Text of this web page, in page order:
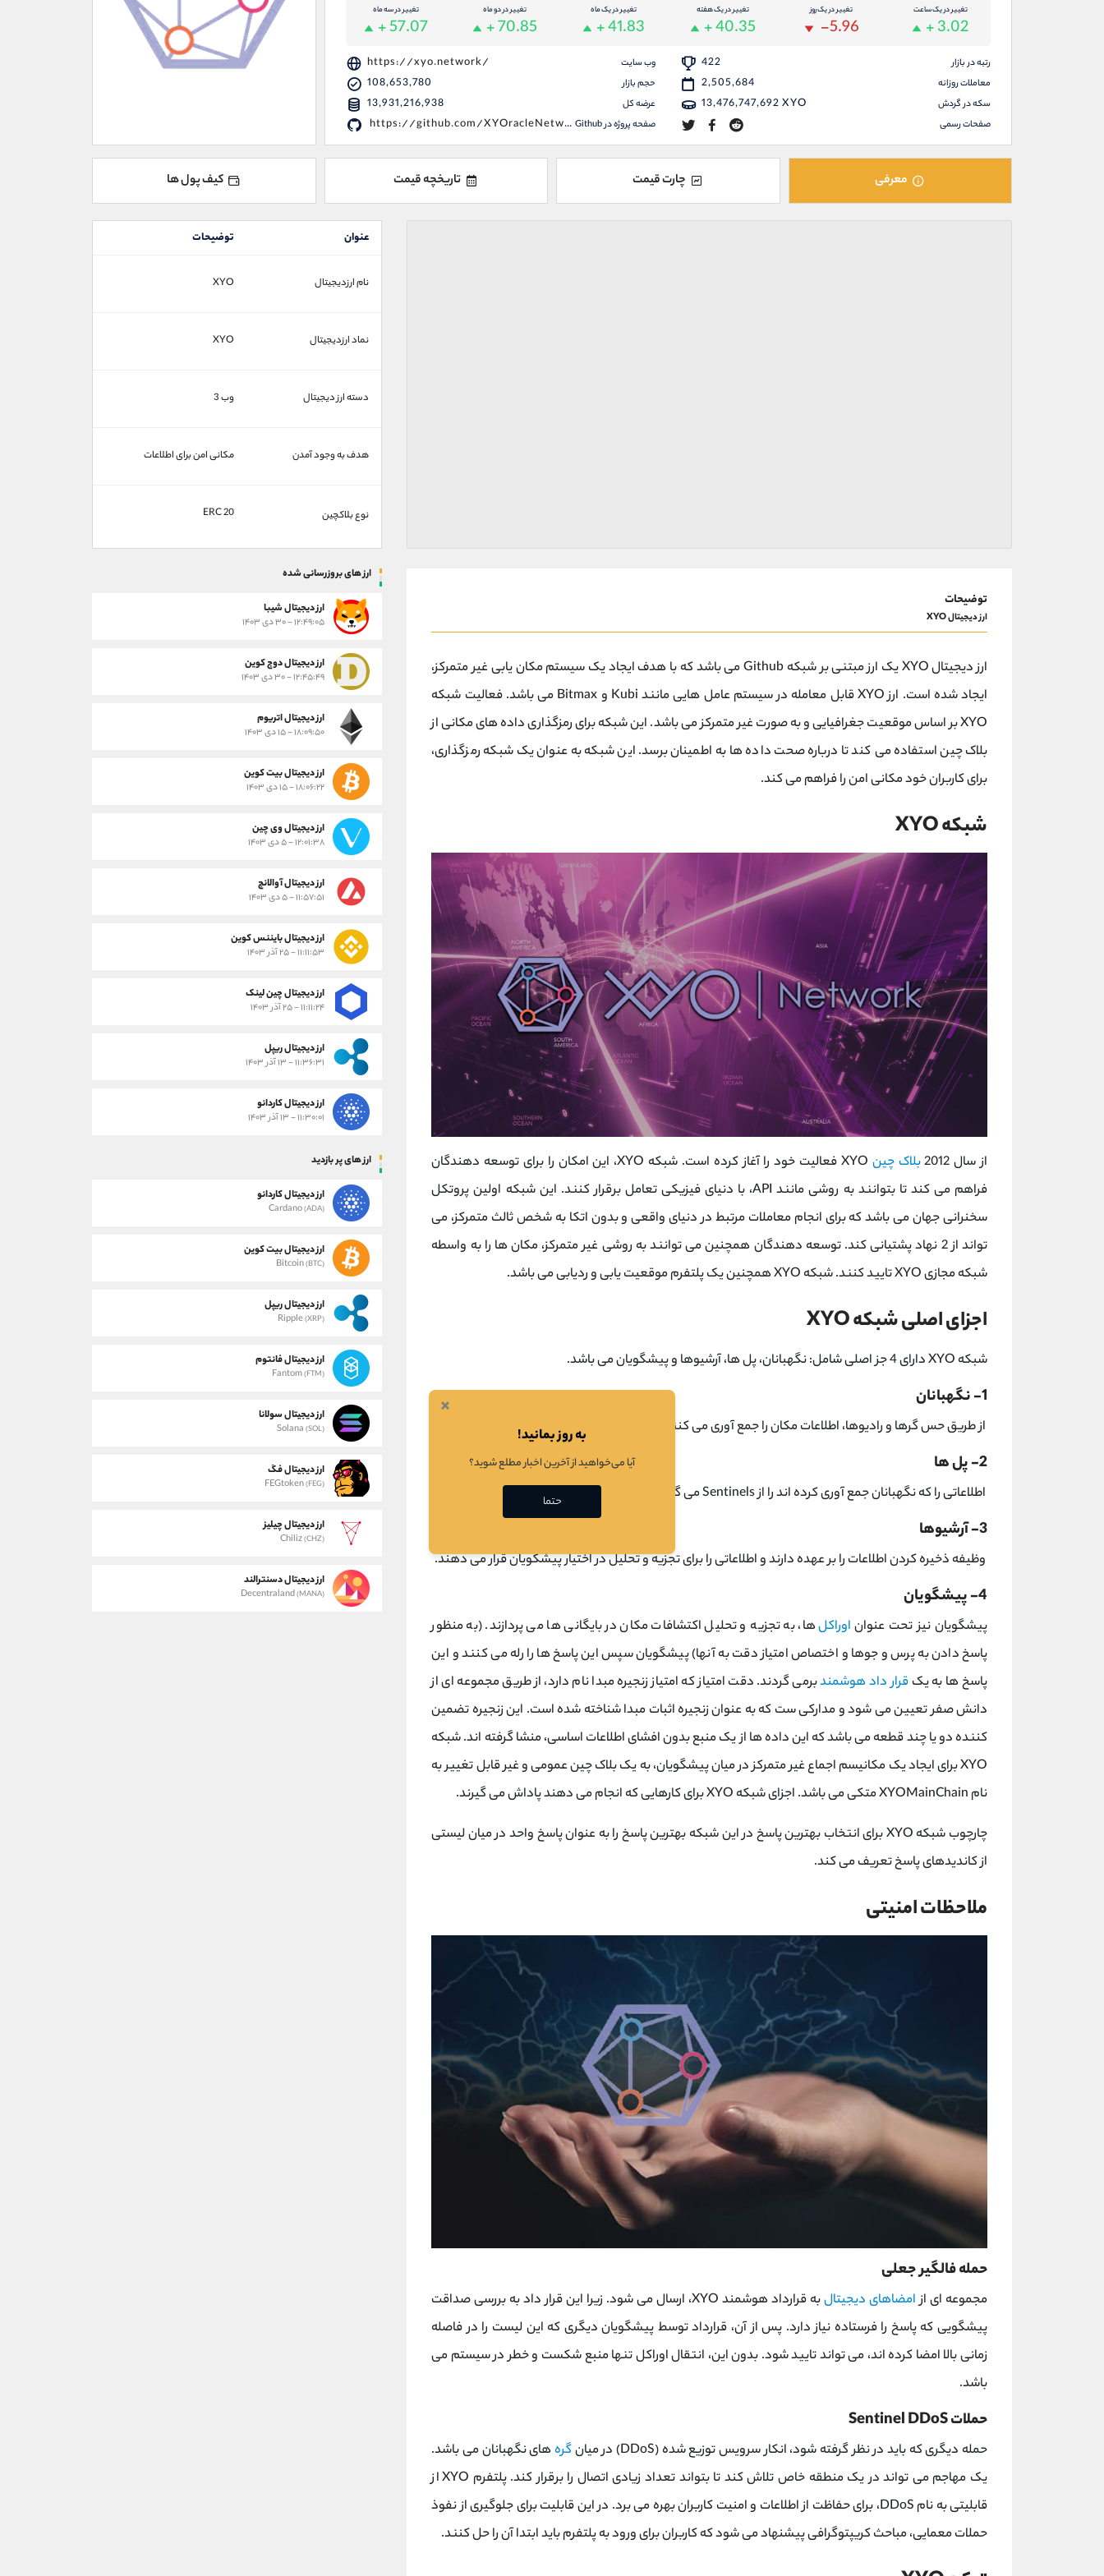
تغییر در یک ساعت
+ 3.02
تغییر در یک روز
-5.96
تغییر در یک هفته
+ 40.35
تغییر در یک ماه
+ 41.83
تغییر در دو ماه
+ 70.85
تغییر در سه ماه
+ 57.07
رتبه در بازار 422 وب سایت https://xyo.network/
معاملات روزانه 2,505,684 حجم بازار 108,653,780
سکه در گردش 13,476,747,692XYO عرضه کل 13,931,216,938
صفحات رسمی صفحه پروژه در Github https://github.com/XYOracleNetwork
معرفی چارت قیمت تاریخچه قیمت کیف پول ها
عنوان توضیحات
نام ارزدیجیتال XYO
نماد ارزدیجیتال XYO
دسته ارز دیجیتال وب 3
هدف به وجود آمدن مکانی امن برای اطلاعات
نوع بلاکچین ERC 20
توضیحات
ارز دیجیتال XYO
ارز دیجیتال XYO یک ارز مبتنی بر شبکه Github می باشد که با هدف ایجاد یک سیستم مکان یابی غیر متمرکز،
ایجاد شده است. ارز XYO قابل معامله در سیستم عامل هایی مانند Kubi و Bitmax می باشد. فعالیت شبکه
XYO بر اساس موقعیت جغرافیایی و به صورت غیر متمرکز می باشد. این شبکه برای رمزگذاری داده های مکانی از
بلاک چین استفاده می کند تا درباره صحت داده ها به اطمینان برسد. این شبکه به عنوان یک شبکه رمزگذاری،
برای کاربران خود مکانی امن را فراهم می کند.
شبکه XYO
از سال 2012 بلاک چین
XYO فعالیت خود را آغاز کرده است. شبکه XYO، این امکان را برای توسعه دهندگان
فراهم می کند تا بتوانند به روشی مانند API، با دنیای فیزیکی تعامل برقرار کنند. این شبکه اولین پروتکل
سخنرانی جهان می باشد که برای انجام معاملات مرتبط در دنیای واقعی و بدون اتکا به شخص ثالث متمرکز، می
تواند از 2 نهاد پشتیانی کند. توسعه دهندگان همچنین می توانند به روشی غیر متمرکز، مکان ها را به واسطه
شبکه مجازی XYO تایید کنند. شبکه XYO همچنین یک پلتفرم موقعیت یابی و ردیابی می باشد.
اجزای اصلی شبکه XYO
شبکه XYO دارای 4 جز اصلی شامل: نگهبانان، پل ها، آرشیوها و پیشگویان می باشد.
1- نگهبانان
از طریق حس گرها و رادیوها، اطلاعات مکان را جمع آوری می کنند.
2- پل ها
اطلاعاتی را که نگهبانان جمع آوری کرده اند را از Sentinels می گیرند و در اختیار کاربران قرار می دهند.
3- آرشیوها
وظیفه ذخیره کردن اطلاعات را بر عهده دارند و اطلاعاتی را برای تجزیه و تحلیل در اختیار پیشگویان قرار می دهند.
4- پیشگویان
پیشگویان نیز تحت عنوان اوراکلها، به تجزیه و تحلیل اکتشافات مکان در بایگانی ها می پردازند. (به منظور
پاسخ دادن به پرس و جوها و اختصاص امتیاز دقت به آنها) پیشگویان سپس این پاسخ ها را رله می کنند و این
پاسخ ها به یکقرار داد هوشمندبرمی گردند. دقت امتیاز که امتیاز زنجیره مبدا نام دارد، از طریق مجموعه ای از
دانش صفر تعیین می شود و مدارکی ست که به عنوان زنجیره اثبات مبدا شناخته شده است. این زنجیره تضمین
کننده دو یا چند قطعه می باشد که این داده ها از یک منبع بدون افشای اطلاعات اساسی، منشا گرفته اند. شبکه
XYO برای ایجاد یک مکانیسم اجماع غیر متمرکز در میان پیشگویان، به یک بلاک چین عمومی و غیر قابل تغییر به
نام XYOMainChain متکی می باشد. اجزای شبکه XYO برای کارهایی که انجام می دهند پاداش می گیرند.
چارچوب شبکه XYO برای انتخاب بهترین پاسخ در این شبکه بهترین پاسخ را به عنوان پاسخ واحد در میان لیستی
از کاندیدهای پاسخ تعریف می کند.
ملاحظات امنیتی
حمله فالگیر جعلی
مجموعه ای ازامضاهای دیجیتال
به قرارداد هوشمند XYO، ارسال می شود. زیرا این قرار داد به بررسی صداقت
پیشگویی که پاسخ را فرستاده نیاز دارد. پس از آن، قرارداد توسط پیشگویان دیگری که این لیست را در فاصله
زمانی بالا امضا کرده اند، می تواند تایید شود. بدون این، انتقال اوراکل تنها منبع شکست و خطر در سیستم می
باشد.
حملات Sentinel DDoS
حمله دیگری که باید در نظر گرفته شود، انکار سرویس توزیع شده (DDoS) در میان گرههای نگهبانان می باشد.
یک مهاجم می تواند در یک منطقه خاص تلاش کند تا بتواند تعداد زیادی اتصال را برقرار کند. پلتفرم XYO از
قابلیتی به نام DDoS، برای حفاظت از اطلاعات و امنیت کاربران بهره می برد. در این قابلیت برای جلوگیری از نفوذ
حملات معمایی، مباحث کریپتوگرافی پیشنهاد می شود که کاربران برای ورود به پلتفرم باید ابتدا آن را حل کنند.
ارز های بروزرسانی شده
ارز ديجيتال شیبا
۱۲:۴۹:۰۵ - ۳۰ دی ۱۴۰۳
ارز دیجیتال دوج کوین
۱۲:۴۵:۴۹ - ۳۰ دی ۱۴۰۳
ارز دیجیتال اتریوم
۱۸:۰۹:۵۰ - ۱۵ دی ۱۴۰۳
ارز دیجیتال بیت کوین
۱۸:۰۶:۲۲ - ۱۵ دی ۱۴۰۳
ارز دیجیتال وی چین
۱۲:۰۱:۳۸ - ۵ دی ۱۴۰۳
ارز دیجیتال آوالانچ
۱۱:۵۷:۵۱ - ۵ دی ۱۴۰۳
ارز دیجیتال بایننس کوین
۱۱:۱۱:۵۳ - ۲۵ آذر ۱۴۰۳
ارز دیجیتال چین لینک
۱۱:۱۱:۲۴ - ۲۵ آذر ۱۴۰۳
ارز دیجیتال ریپل
۱۱:۳۶:۳۱ - ۱۳ آذر ۱۴۰۳
ارز دیجیتال کاردانو
۱۱:۳۰:۰۱ - ۱۳ آذر ۱۴۰۳
ارز های پر بازدید
ارز دیجیتال کاردانو
Cardano(ADA)
ارز دیجیتال بیت کوین
Bitcoin(BTC)
ارز دیجیتال ریپل
Ripple(XRP)
ارز دیجیتال فانتوم
Fantom(FTM)
ارز دیجیتال سولانا
Solana (SOL)
ارز دیجیتال فگ
FEGtoken(FEG)
ارز دیجیتال چیلیز
Chiliz(CHZ)
ارز دیجیتال دسنترالند
Decentraland(MANA)
×
به روز بمانید!
آیا می‌خواهید از آخرین اخبار مطلع شوید؟
حتما